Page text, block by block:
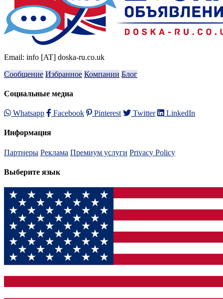
Email: info [AT] doska-ru.co.uk
Сообщение Избранное Компании Блог
Социальные медиа
Whatsapp Facebook Pinterest Twitter LinkedIn
Информация
Партнеры Реклама Премиум услуги Privacy Policy
Выберите язык